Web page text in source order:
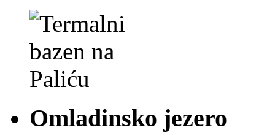
Omladinsko jezero